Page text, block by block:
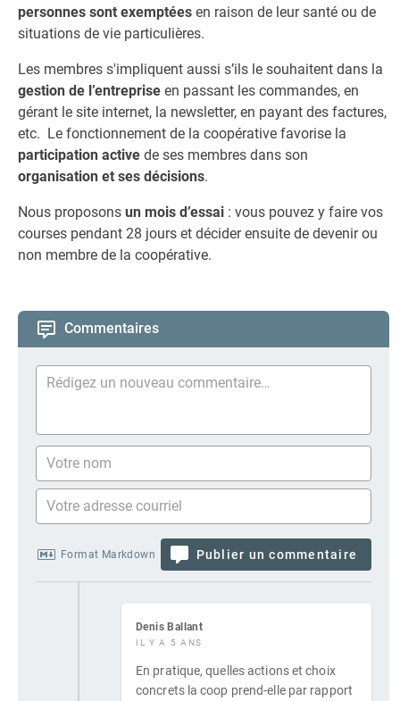
personnes sont exemptées en raison de leur santé ou de
situations de vie particulières.
Les membres s'impliquent aussi s’ils le souhaitent dans la
gestion de l’entreprise en passant les commandes, en
gérant le site internet, la newsletter, en payant des factures,
etc. Le fonctionnement de la coopérative favorise la
participation active de ses membres dans son
organisation et ses décisions.
Nous proposons un mois d’essai : vous pouvez y faire vos
courses pendant 28 jours et décider ensuite de devenir ou
non membre de la coopérative.
Commentaires
Format Markdown Publier un commentaire
Denis Ballant
IL Y A 5 ANS
En pratique, quelles actions et choix
concrets la coop prend-elle par rapport